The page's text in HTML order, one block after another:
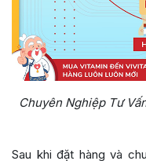
Chuyên Nghiệp Tư
Sau khi đặt hàng và